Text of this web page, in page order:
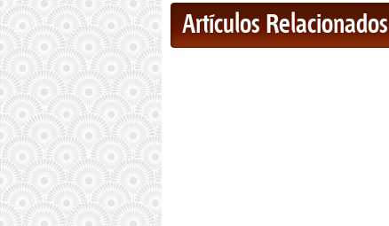
Artículos Relacionados